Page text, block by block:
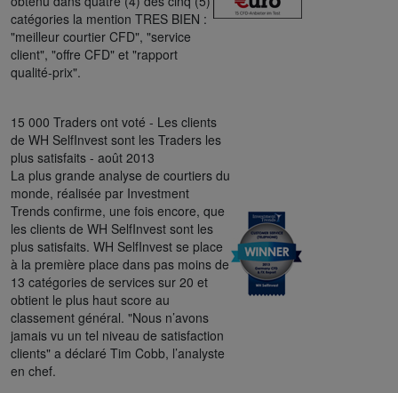
catégories la mention TRES BIEN :
"meilleur courtier CFD", "service
client", "offre CFD" et "rapport
qualité-prix".
15 000 Traders ont voté - Les clients
de WH SelfInvest sont les Traders les
plus satisfaits - août 2013
La plus grande analyse de courtiers du
monde, réalisée par Investment
Trends confirme, une fois encore, que
les clients de WH SelfInvest sont les
plus satisfaits. WH SelfInvest se place
à la première place dans pas moins de
13 catégories de services sur 20 et
obtient le plus haut score au
classement général. "Nous n’avons
jamais vu un tel niveau de satisfaction
clients" a déclaré Tim Cobb, l’analyste
en chef.